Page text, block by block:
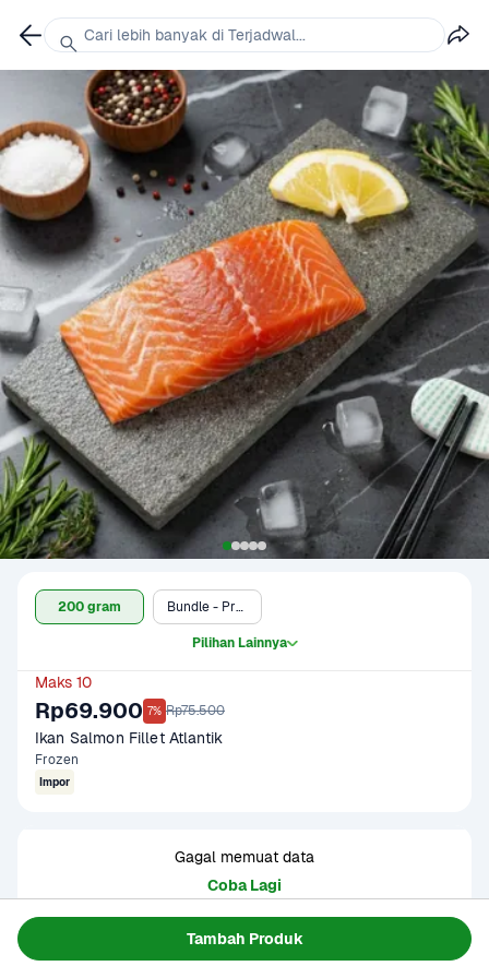
Tambah Produk
200 gram Bundle - Protein + Dry Groceries
Pilihan Lainnya
Maks 10
Rp69.900 7% Rp75.500
Ikan Salmon Fillet Atlantik
Frozen
Impor
Gagal memuat data
Coba Lagi
Informasi Produk
Cari lebih banyak di Terjadwal...